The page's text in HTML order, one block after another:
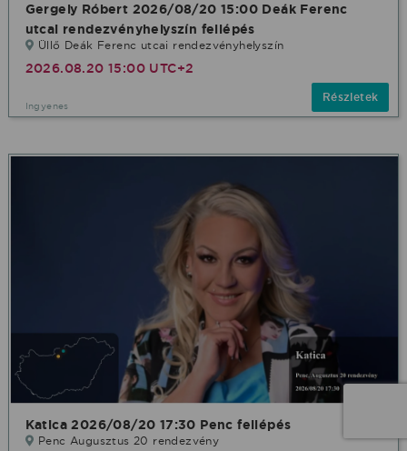
Gergely Róbert 2026/08/20 15:00 Deák Ferenc
utcai rendezvényhelyszín fellépés
Üllő Deák Ferenc utcai rendezvényhelyszín
2026.08.20 15:00 UTC+2
Ingyenes
Részletek
Katica 2026/08/20 17:30 Penc fellépés
Penc Augusztus 20 rendezvény